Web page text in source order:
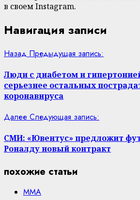
в своем Instagram.
Навигация записи
Назад Предыдущая запись:
Люди с диабетом и
серьезнее остальных
коронавируса
Далее Следующая запись:
СМИ: «Ювентус» предложит
Роналду новый контракт
похожие статьи
MMA